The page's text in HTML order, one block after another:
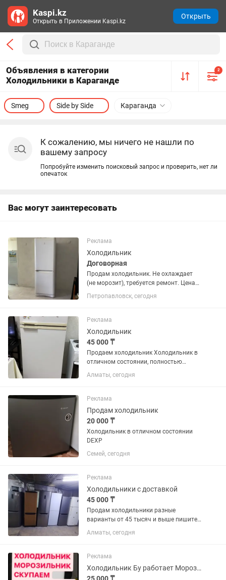
Объявления в категории
Холодильники в Караганде
2
Караганда
Smeg Side by Side
К сожалению, мы ничего не нашли по
вашему запросу
Попробуйте изменить поисковый запрос и проверить, нет ли
опечаток
Вас могут заинтересовать
Реклама
Холодильник
Договорная
Продам холодильник. Не охлаждает
(не морозит), требуется ремонт. Цена
договорная.
Петропавловск, сегодня
Реклама
Холодильник
45 000 ₸
Продаем холодильник Холодильник в
отличном состоянии, полностью
исправен - работает тихо и без каких-
либо проблем. Продаем только потому,
Алматы, сегодня
Реклама
Продам холодильник
20 000 ₸
Холодильник в отличном состоянии
DEXP
Семей, сегодня
Реклама
Холодильники с доставкой
45 000 ₸
Продам холодильники разные
варианты от 45 тысяч и выше пишите
фото могу отправить полностью
рабочий
Алматы, сегодня
Реклама
Холодильник Бу работает Морозильник не работает
Kaspi.kz
Открыть в Приложении Kaspi.kz
Открыть